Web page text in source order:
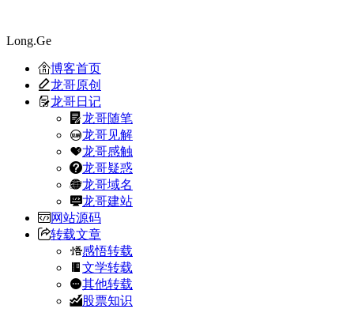
Long.Ge
博客首页
龙哥原创
龙哥日记
龙哥随笔
龙哥见解
龙哥感触
龙哥疑惑
龙哥域名
龙哥建站
网站源码
转载文章
感悟转载
文学转载
其他转载
股票知识